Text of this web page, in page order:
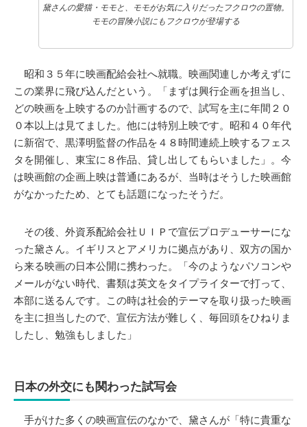
黛さんの愛猫・モモと、モモがお気に入りだったフクロウの置物。
モモの冒険小説にもフクロウが登場する
昭和３５年に映画配給会社へ就職。映画関連しか考えずに
この業界に飛び込んだという。「まずは興行企画を担当し、
どの映画を上映するのか計画するので、試写を主に年間２０
０本以上は見てました。他には特別上映です。昭和４０年代
に新宿で、黒澤明監督の作品を４８時間連続上映するフェス
タを開催し、東宝に８作品、貸し出してもらいました」。今
は映画館の企画上映は普通にあるが、当時はそうした映画館
がなかったため、とても話題になったそうだ。
その後、外資系配給会社ＵＩＰで宣伝プロデューサーにな
った黛さん。イギリスとアメリカに拠点があり、双方の国か
ら来る映画の日本公開に携わった。「今のようなパソコンや
メールがない時代、書類は英文をタイプライターで打って、
本部に送るんです。この時は社会的テーマを取り扱った映画
を主に担当したので、宣伝方法が難しく、毎回頭をひねりま
したし、勉強もしました」
日本の外交にも関わった試写会
手がけた多くの映画宣伝のなかで、黛さんが「特に貴重な